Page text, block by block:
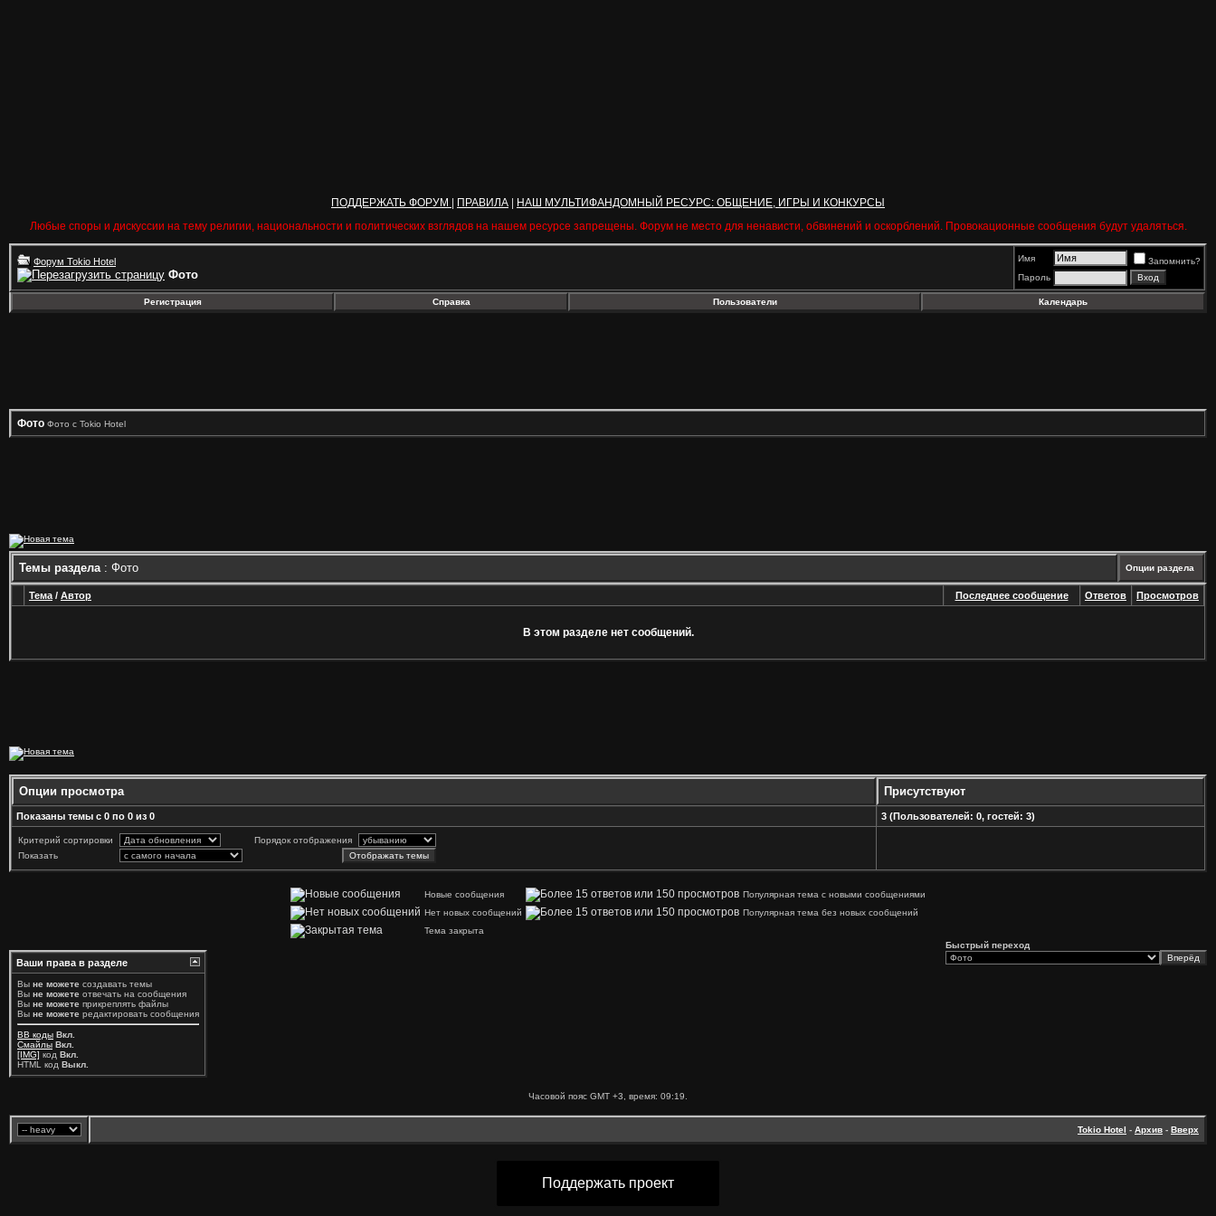
ПОДДЕРЖАТЬ ФОРУМ ПРАВИЛА
НАШ МУЛЬТИФАНДОМНЫЙ РЕСУРС: ОБЩЕНИЕ, ИГРЫ И КОНКУРСЫ
Любые споры и дискуссии на тему религии, национальности и политических взглядов на нашем ресурсе запрещены. Форум не место для ненависти, обвинений и оскорблений. Провокационные сообщения будут удаляться.
Форум Tokio Hotel
Фото
Имя
Запомнить?
Пароль
Регистрация Справка Пользователи Календарь
Фото Фото с Tokio Hotel
Темы раздела: Фото Опции раздела
Тема / Автор Последнее сообщение Ответов Просмотров
В этом разделе нет сообщений.
Опции просмотра Присутствуют
Показаны темы с 0 по 0 из 0 3 (Пользователей: 0, гостей: 3)
Критерий сортировки
Порядок отображения
Показать
Новые сообщения
Популярная тема с новыми сообщениями
Нет новых сообщений
Популярная тема без новых сообщений
Тема закрыта
Ваши права в разделе
Вы не можете создавать темы
Вы не можете отвечать на сообщения
Вы не можете прикреплять файлы
Вы не можете редактировать сообщения
BB коды Вкл.
Смайлы Вкл.
[IMG] код Вкл.
HTML код Выкл.
Быстрый переход
Часовой пояс GMT +3, время: 09:19
Tokio Hotel - Архив - Вверх
Поддержать проект